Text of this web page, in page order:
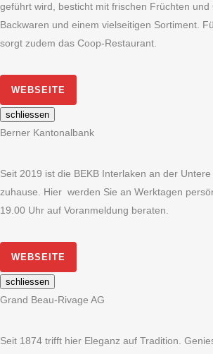
geführt wird, besticht mit frischen Früchten und
Backwaren und einem vielseitigen Sortiment.
sorgt zudem das Coop-Restaurant.
WEBSEITE
schliessen
Berner Kantonalbank
Seit 2019 ist die BEKB Interlaken an der
zuhause. Hier werden Sie an Werktagen
19.00 Uhr auf Voranmeldung beraten.
WEBSEITE
schliessen
Grand Beau-Rivage AG
Seit 1874 trifft hier Eleganz auf Tradition.